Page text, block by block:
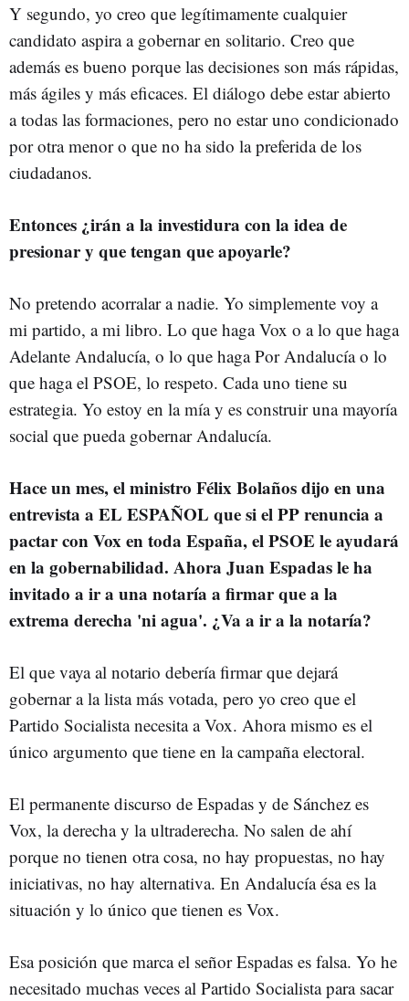
Y segundo, yo creo que legítimamente cualquier
candidato aspira a gobernar en solitario. Creo que
además es bueno porque las decisiones son más rápidas,
más ágiles y más eficaces. El diálogo debe estar abierto
a todas las formaciones, pero no estar uno condicionado
por otra menor o que no ha sido la preferida de los
ciudadanos.
Entonces ¿irán a la investidura con la idea de
presionar y que tengan que apoyarle?
No pretendo acorralar a nadie. Yo simplemente voy a
mi partido, a mi libro. Lo que haga Vox o a lo que haga
Adelante Andalucía, o lo que haga Por Andalucía o lo
que haga el PSOE, lo respeto. Cada uno tiene su
estrategia. Yo estoy en la mía y es construir una mayoría
social que pueda gobernar Andalucía.
Hace un mes, el ministro Félix Bolaños dijo en una
entrevista a EL ESPAÑOL que si el PP renuncia a
pactar con Vox en toda España, el PSOE le ayudará
en la gobernabilidad. Ahora Juan Espadas le ha
invitado a ir a una notaría a firmar que a la
extrema derecha 'ni agua'. ¿Va a ir a la notaría?
El que vaya al notario debería firmar que dejará
gobernar a la lista más votada, pero yo creo que el
Partido Socialista necesita a Vox. Ahora mismo es el
único argumento que tiene en la campaña electoral.
El permanente discurso de Espadas y de Sánchez es
Vox, la derecha y la ultraderecha. No salen de ahí
porque no tienen otra cosa, no hay propuestas, no hay
iniciativas, no hay alternativa. En Andalucía ésa es la
situación y lo único que tienen es Vox.
Esa posición que marca el señor Espadas es falsa. Yo he
necesitado muchas veces al Partido Socialista para sacar